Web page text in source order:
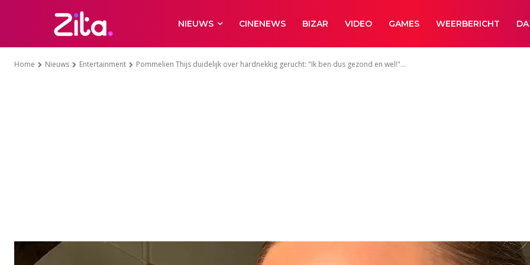
NIEUWS CINENEWS BIZAR VIDEO GAMES WEERBERICHT
Home Nieuws Entertainment Pommelien Thijs duidelijk over hardnekkig gerucht: "Ik ben dus gezond en wel!"...